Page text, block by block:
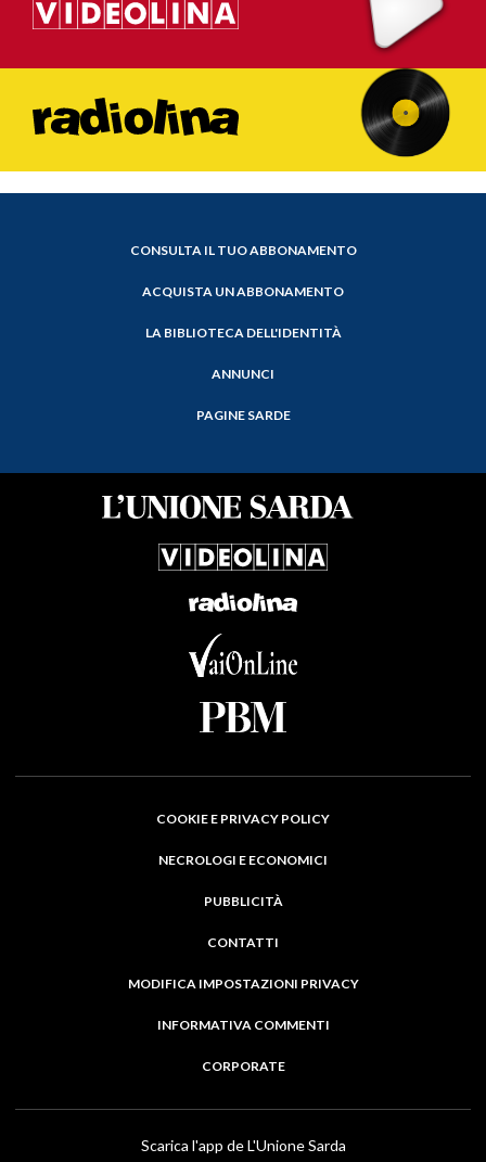
CONSULTA IL TUO ABBONAMENTO
ACQUISTA UN ABBONAMENTO
LA BIBLIOTECA DELL'IDENTITÀ
ANNUNCI
PAGINE SARDE
COOKIE E PRIVACY POLICY
NECROLOGI E ECONOMICI
PUBBLICITÀ
CONTATTI
MODIFICA IMPOSTAZIONI PRIVACY
INFORMATIVA COMMENTI
CORPORATE
Scarica l'app de L'Unione Sarda